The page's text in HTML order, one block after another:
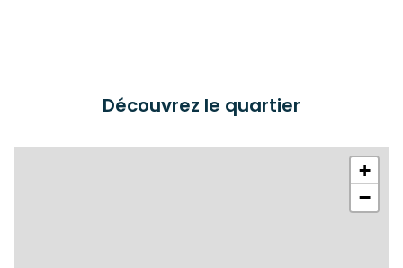
Découvrez le quartier
+
−